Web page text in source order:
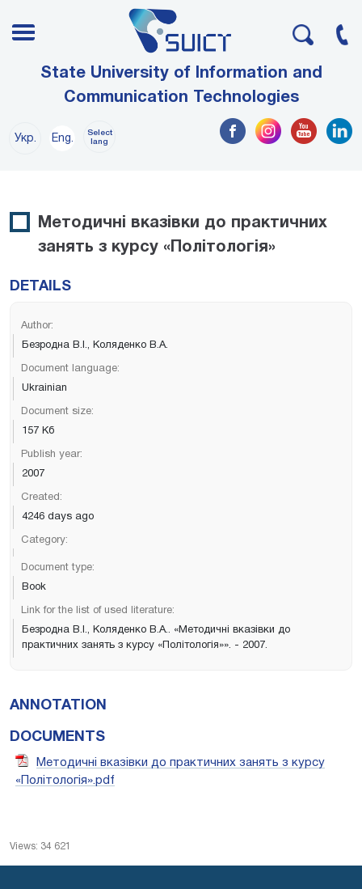
State University of Information and
Communication Technologies
Укр. Eng.
Select
lang
Методичні вказівки до практичних
занять з курсу «Політологія»
DETAILS
Author:
Безродна В.І., Коляденко В.А.
Document language:
Ukrainian
Document size:
157 Кб
Publish year:
2007
Created:
4246 days ago
Category:
Document type:
Book
Link for the list of used literature:
Безродна В.І., Коляденко В.А.. «Методичні вказівки до
практичних занять з курсу «Політологія»». - 2007.
ANNOTATION
DOCUMENTS
Методичні вказівки до практичних занять з курсу
«Політологія».pdf
Views: 34 621